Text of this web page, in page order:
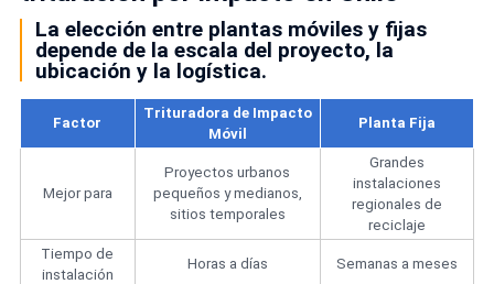
La elección entre plantas móviles y fijas
depende de la escala del proyecto, la
ubicación y la logística.
Factor
Trituradora de Impacto
Móvil
Planta Fija
Mejor para
Proyectos urbanos
pequeños y medianos,
sitios temporales
Grandes
instalaciones
regionales de
reciclaje
Tiempo de
instalación
Horas a días Semanas a meses